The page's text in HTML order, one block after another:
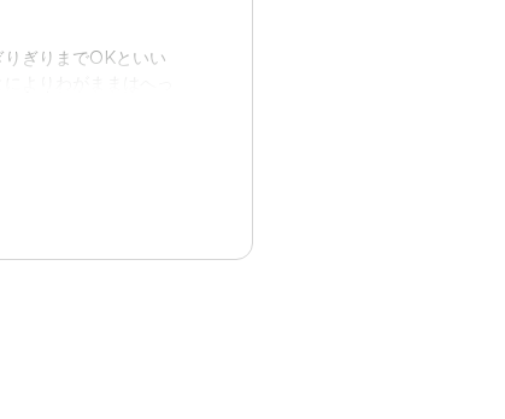
合は自家用車を使わ
ぎりまでOKといい
さいてはへった。